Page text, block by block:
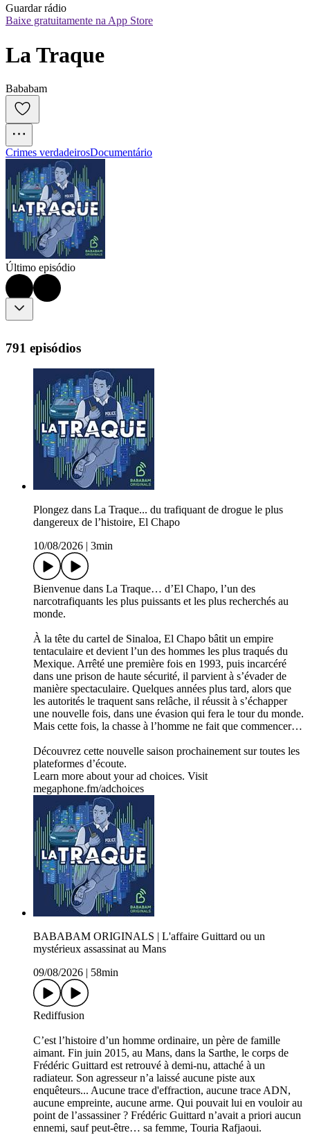
Guardar rádio
Baixe gratuitamente na App Store
La Traque
Bababam
Crimes verdadeirosDocumentário
Último episódio
791 episódios
Plongez dans La Traque... du trafiquant de drogue le plus
dangereux de l’histoire, El Chapo
10/08/2026
3min
Bienvenue dans La Traque… d’El Chapo, l’un des
narcotrafiquants les plus puissants et les plus recherchés au
monde.
À la tête du cartel de Sinaloa, El Chapo bâtit un empire
tentaculaire et devient l’un des hommes les plus traqués du
Mexique. Arrêté une première fois en 1993, puis incarcéré
dans une prison de haute sécurité, il parvient à s’évader de
manière spectaculaire. Quelques années plus tard, alors que
les autorités le traquent sans relâche, il réussit à s’échapper
une nouvelle fois, dans une évasion qui fera le tour du monde.
Mais cette fois, la chasse à l’homme ne fait que commencer…
Découvrez cette nouvelle saison prochainement sur toutes les
plateformes d’écoute.
Learn more about your ad choices. Visit
megaphone.fm/adchoices
BABABAM ORIGINALS | L'affaire Guittard ou un
mystérieux assassinat au Mans
09/08/2026
58min
Rediffusion
C’est l’histoire d’un homme ordinaire, un père de famille
aimant. Fin juin 2015, au Mans, dans la Sarthe, le corps de
Frédéric Guittard est retrouvé à demi-nu, attaché à un
radiateur. Son agresseur n’a laissé aucune piste aux
enquêteurs... Aucune trace d'effraction, aucune trace ADN,
aucune empreinte, aucune arme. Qui pouvait lui en vouloir au
point de l’assassiner ? Frédéric Guittard n’avait a priori aucun
ennemi, sauf peut-être… sa femme, Touria Rafjaoui.